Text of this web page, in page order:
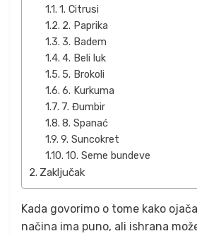
1. Citrusi
2. Paprika
3. Badem
4. Beli luk
5. Brokoli
6. Kurkuma
7. Đumbir
8. Spanać
9. Suncokret
10. Seme bundeve
Zaključak
Kada govorimo o tome kako
načina ima puno, ali ishrana